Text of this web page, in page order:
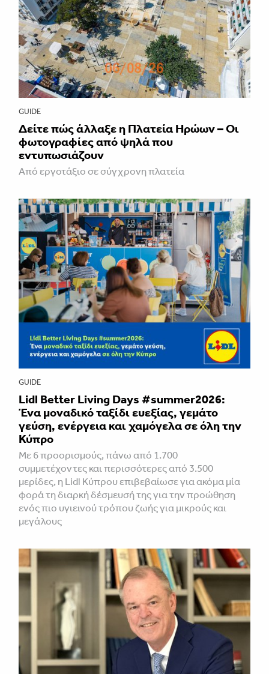
GUIDE
Δείτε πώς άλλαξε η Πλατεία Ηρώων – Οι
φωτογραφίες από ψηλά που
εντυπωσιάζουν
Από εργοτάξιο σε σύγχρονη πλατεία
GUIDE
Lidl Better Living Days #summer2026:
Ένα μοναδικό ταξίδι ευεξίας, γεμάτο
γεύση, ενέργεια και χαμόγελα σε όλη την
Κύπρο
Με 6 προορισμούς, πάνω από 1.700
συμμετέχοντες και περισσότερες από 3.500
μερίδες, η Lidl Κύπρου επιβεβαίωσε για ακόμα μία
φορά τη διαρκή δέσμευσή της για την προώθηση
ενός πιο υγιεινού τρόπου ζωής για μικρούς και
μεγάλους